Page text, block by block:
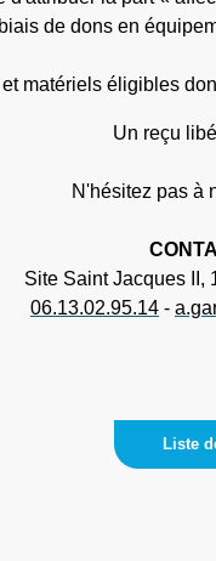
de dons en
matériels éligibles
Un reçu
N'hésitez pas à
Site Saint Jacques II,
06.13.02.95.14 -
Liste